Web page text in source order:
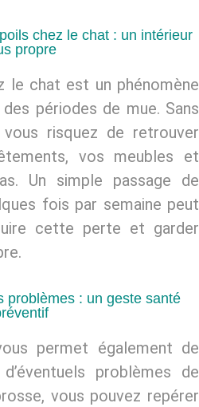
chez le chat : un intérieur
propre
le chat est un phénomène
périodes de mue. Sans
risquez de retrouver
vos meubles et
Un simple passage de
fois par semaine peut
cette perte et garder
problèmes : un geste santé
permet également de
problèmes de
vous pouvez repérer